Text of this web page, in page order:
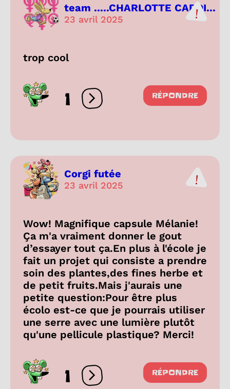
team .....CHARLOTTE CARDI...
23 avril 2025
trop cool
1 Ouvrir les réactions
RÉPONDRE
Corgi futée
23 avril 2025
Wow! Magnifique capsule Mélanie!
Ça m'a vraiment donner le gout
d’essayer tout ça.En plus à l'école je
fait un projet qui consiste a prendre
soin des plantes,des fines herbe et
de petit fruits.Mais j'aurais une
petite question:Pour être plus
écolo est-ce que je pourrais utiliser
une serre avec une lumière plutôt
qu'une pellicule plastique? Merci!
1 Ouvrir les réactions
RÉPONDRE